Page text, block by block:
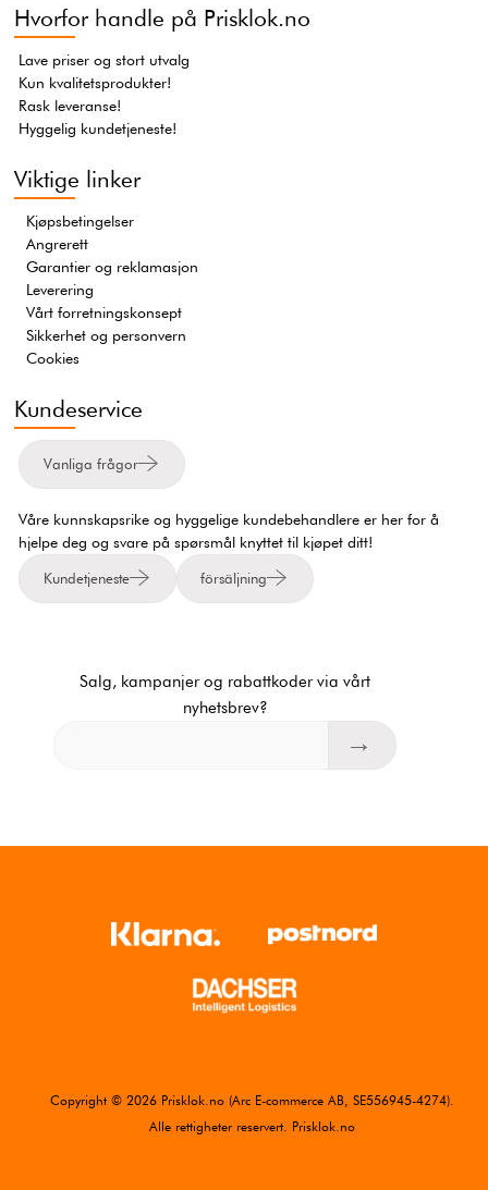
Hvorfor handle på Prisklok.no
Lave priser og stort utvalg
Kun kvalitetsprodukter!
Rask leveranse!
Hyggelig kundetjeneste!
Viktige linker
Kjøpsbetingelser
Angrerett
Garantier og reklamasjon
Leverering
Vårt forretningskonsept
Sikkerhet og personvern
Cookies
Kundeservice
Vanliga frågor
Våre kunnskapsrike og hyggelige kundebehandlere er her for å
hjelpe deg og svare på spørsmål knyttet til kjøpet ditt!
Kundetjeneste försäljning
Salg, kampanjer og rabattkoder via vårt
nyhetsbrev?
Copyright © 2026 Prisklok.no (Arc E-commerce AB, SE556945-4274).
Alle rettigheter reservert. Prisklok.no